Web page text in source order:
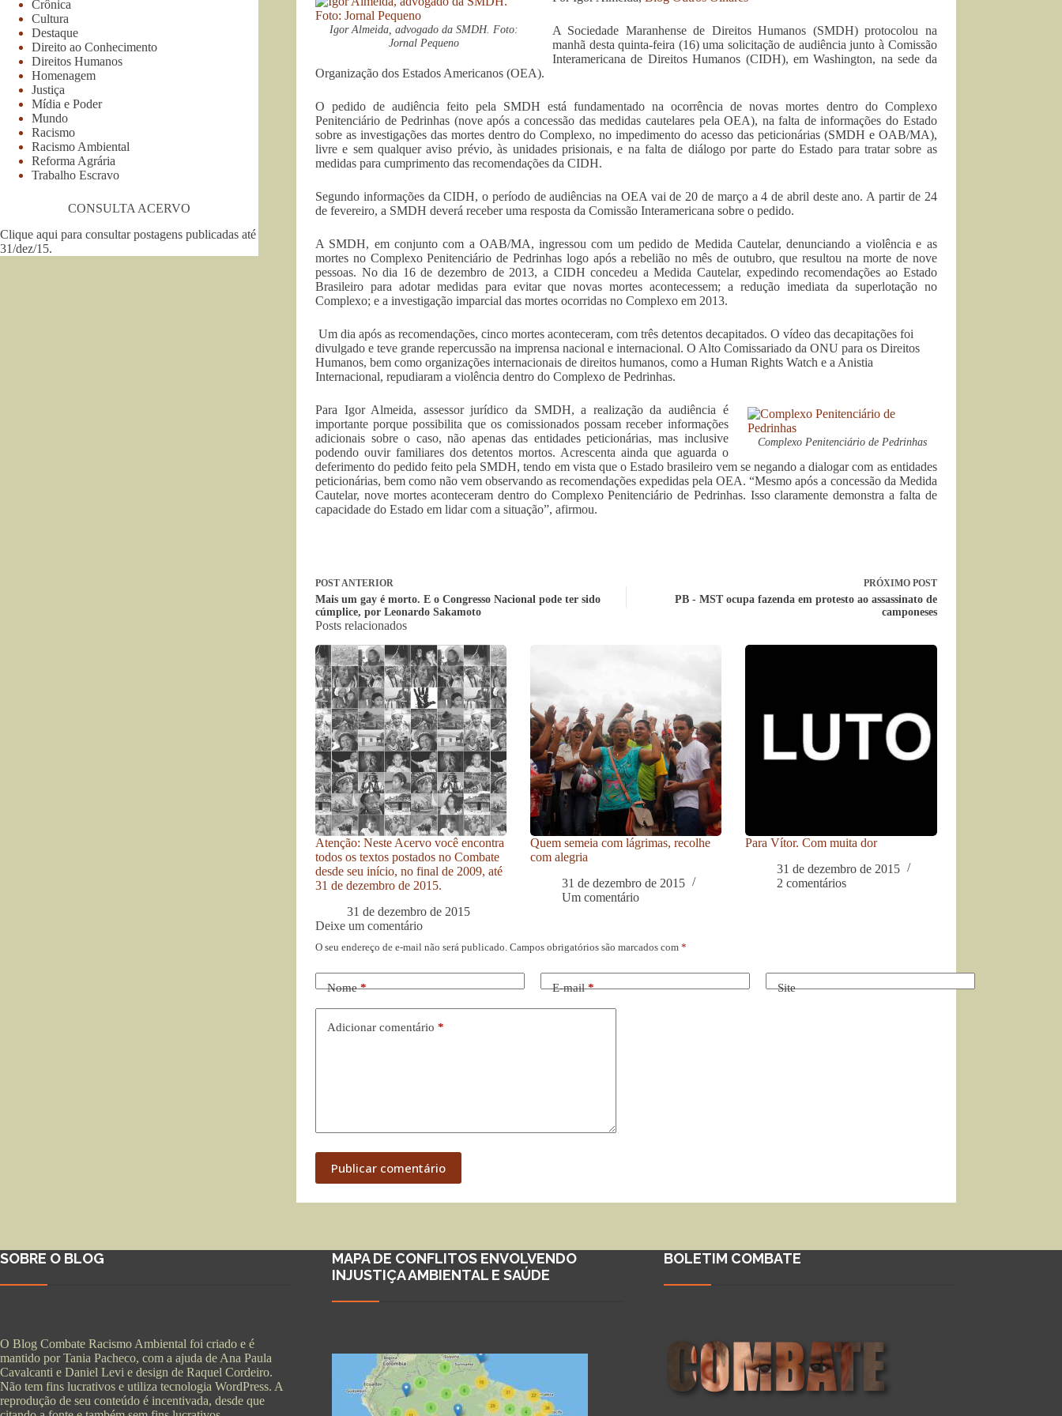
Igor Almeida, advogado da SMDH. Foto:
Jornal Pequeno
A Sociedade Maranhense de Direitos Humanos (SMDH) protocolou na
manhã desta quinta-feira (16) uma solicitação de audiência junto à Comissão
Interamericana de Direitos Humanos (CIDH), em Washington, na sede da
Organização dos Estados Americanos (OEA).
O pedido de audiência feito pela SMDH está fundamentado na ocorrência de novas mortes dentro do Complexo
Penitenciário de Pedrinhas (nove após a concessão das medidas cautelares pela OEA), na falta de informações do Estado
sobre as investigações das mortes dentro do Complexo, no impedimento do acesso das peticionárias (SMDH e OAB/MA),
livre e sem qualquer aviso prévio, às unidades prisionais, e na falta de diálogo por parte do Estado para tratar sobre as
medidas para cumprimento das recomendações da CIDH.
Segundo informações da CIDH, o período de audiências na OEA vai de 20 de março a 4 de abril deste ano. A partir de 24
de fevereiro, a SMDH deverá receber uma resposta da Comissão Interamericana sobre o pedido.
A SMDH, em conjunto com a OAB/MA, ingressou com um pedido de Medida Cautelar, denunciando a violência e as
mortes no Complexo Penitenciário de Pedrinhas logo após a rebelião no mês de outubro, que resultou na morte de nove
pessoas. No dia 16 de dezembro de 2013, a CIDH concedeu a Medida Cautelar, expedindo recomendações ao Estado
Brasileiro para adotar medidas para evitar que novas mortes acontecessem; a redução imediata da superlotação no
Complexo; e a investigação imparcial das mortes ocorridas no Complexo em 2013.
Um dia após as recomendações, cinco mortes aconteceram, com três detentos decapitados. O vídeo das decapitações foi
divulgado e teve grande repercussão na imprensa nacional e internacional. O Alto Comissariado da ONU para os Direitos
Humanos, bem como organizações internacionais de direitos humanos, como a Human Rights Watch e a Anistia
Internacional, repudiaram a violência dentro do Complexo de Pedrinhas.
Complexo Penitenciário de Pedrinhas
Para Igor Almeida, assessor jurídico da SMDH, a realização da audiência é
importante porque possibilita que os comissionados possam receber informações
adicionais sobre o caso, não apenas das entidades peticionárias, mas inclusive
podendo ouvir familiares dos detentos mortos. Acrescenta ainda que aguarda o
deferimento do pedido feito pela SMDH, tendo em vista que o Estado brasileiro vem se negando a dialogar com as entidades
peticionárias, bem como não vem observando as recomendações expedidas pela OEA. “Mesmo após a concessão da Medida
Cautelar, nove mortes aconteceram dentro do Complexo Penitenciário de Pedrinhas. Isso claramente demonstra a falta de
capacidade do Estado em lidar com a situação”, afirmou.
POSTANTERIOR
Mais um gay é morto. E o Congresso Nacional pode ter sido
cúmplice, por Leonardo Sakamoto
PRÓXIMO POST
PB - MST ocupa fazenda em protesto ao assassinato de
camponeses
Posts relacionados
Atenção: Neste Acervo você encontra
todos os textos postados no Combate
desde seu início, no final de 2009, até
31 de dezembro de 2015.
31 de dezembro de 2015
Quem semeia com lágrimas, recolhe
com alegria
31 de dezembro de 2015
Um comentário
Para Vítor. Com muita dor
31 de dezembro de 2015
2 comentários
Deixe um comentário
O seu endereço de e-mail não será publicado. Campos obrigatórios são marcados com *
Nome* E-mail* Site
Adicionar comentário *
Publicar comentário
Crônica
Cultura
Destaque
Direito ao Conhecimento
Direitos Humanos
Homenagem
Justiça
Mídia e Poder
Mundo
Racismo
Racismo Ambiental
Reforma Agrária
Trabalho Escravo
CONSULTA ACERVO
Clique aqui para consultar postagens publicadas até
31/dez/15.
SOBRE O BLOG
O Blog Combate Racismo Ambiental foi criado e é
mantido por Tania Pacheco, com a ajuda de Ana Paula
Cavalcanti e Daniel Levi e design de Raquel Cordeiro.
Não tem fins lucrativos e utiliza tecnologia WordPress. A
reprodução de seu conteúdo é incentivada, desde que
MAPA DE CONFLITOS ENVOLVENDO
INJUSTIÇA AMBIENTAL E SAÚDE
BOLETIM COMBATE